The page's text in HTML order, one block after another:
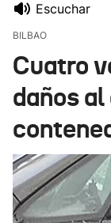
Escuchar
BILBAO
Cuatro
daños